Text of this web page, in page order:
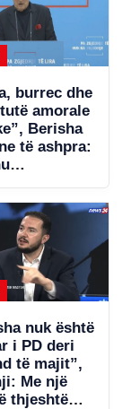
burrec dhe
amorale
Berisha
të ashpra:
në Spanjë!
nuk është
i PD deri
të majit”,
Me një
thjeshtë